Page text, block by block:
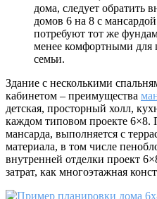
дома, следует обратить
домов 6 на 8 с
потребуют тот же
менее комфортными для
семьи.
Здание с несколькими
кабинетом – преимущества
детская, просторный холл,
каждом типовом проекте 6×8.
мансарда, выполняется с
материала, в том числе
внутренней отделки проект
затрат, как многоэтажная